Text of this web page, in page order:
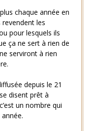
chaque année en
les
pour lesquels ils
ça ne sert à rien de
serviront à rien
depuis le 21
disent prêt à
un nombre qui